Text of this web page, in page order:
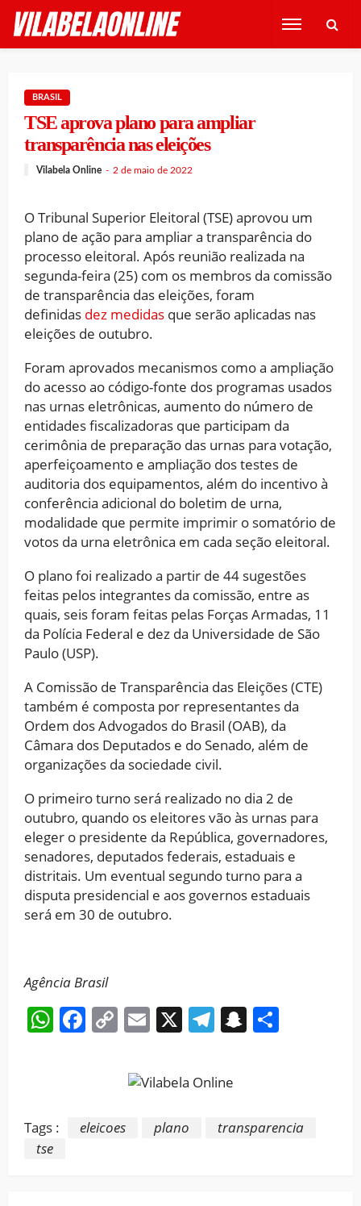
BRASIL
TSE aprova plano para ampliar
transparência nas eleições
Vilabela Online 2 de maio de 2022
O Tribunal Superior Eleitoral (TSE) aprovou um
plano de ação para ampliar a transparência do
processo eleitoral. Após reunião realizada na
segunda-feira (25) com os membros da comissão
de transparência das eleições, foram
definidas dez medidas que serão aplicadas nas
eleições de outubro.
Foram aprovados mecanismos como a ampliação
do acesso ao código-fonte dos programas usados
nas urnas eletrônicas, aumento do número de
entidades fiscalizadoras que participam da
cerimônia de preparação das urnas para votação,
aperfeiçoamento e ampliação dos testes de
auditoria dos equipamentos, além do incentivo à
conferência adicional do boletim de urna,
modalidade que permite imprimir o somatório de
votos da urna eletrônica em cada seção eleitoral.
O plano foi realizado a partir de 44 sugestões
feitas pelos integrantes da comissão, entre as
quais, seis foram feitas pelas Forças Armadas, 11
da Polícia Federal e dez da Universidade de São
Paulo (USP).
A Comissão de Transparência das Eleições (CTE)
também é composta por representantes da
Ordem dos Advogados do Brasil (OAB), da
Câmara dos Deputados e do Senado, além de
organizações da sociedade civil.
O primeiro turno será realizado no dia 2 de
outubro, quando os eleitores vão às urnas para
eleger o presidente da República, governadores,
senadores, deputados federais, estaduais e
distritais. Um eventual segundo turno para a
disputa presidencial e aos governos estaduais
será em 30 de outubro.
Agência Brasil
WhatsApp
Facebook
CopyEmail
X Telegram
Snapchat
Tags : eleicoes plano
transparencia
tse